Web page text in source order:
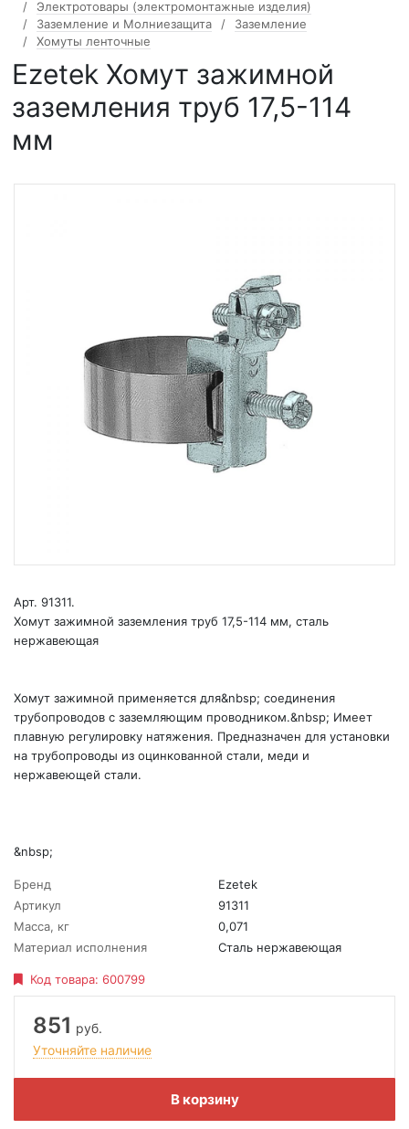
Электротовары (электромонтажные изделия)
Заземление и Молниезащита
Заземление
Хомуты ленточные
Ezetek Хомут зажимной
заземления труб 17,5-114
мм
Арт. 91311.
Хомут зажимной заземления труб 17,5-114 мм, сталь
нержавеющая
Хомут зажимной применяется для&nbsp; соединения
трубопроводов с заземляющим проводником.&nbsp; Имеет
плавную регулировку натяжения. Предназначен для установки
на трубопроводы из оцинкованной стали, меди и
нержавеющей стали.
&nbsp;
Бренд
Ezetek
Артикул
91311
Масса, кг
0,071
Материал исполнения
Сталь нержавеющая
Код товара: 600799
851 руб.
Уточняйте наличие
В корзину